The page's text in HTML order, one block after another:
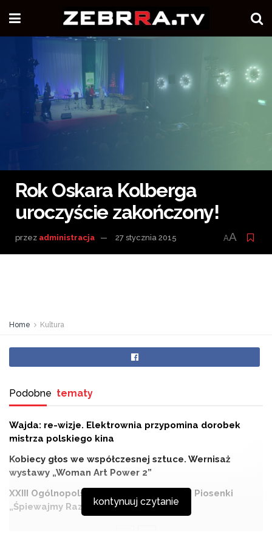
Rok Oskara Kolberga
uroczyście zakończony!
przez administracja 27 stycznia 2015 AA
Home Kultura
Podobne tematy
Wajda: re-wizje. Elektrownia przypomina dorobek
mistrza polskiego kina
Kobiecy głos we współczesnej sztuce. Wernisaż
wystawy „Woman Art Power 2”
XXIII Ogólnopolski Integracyjny Konkurs Piosenki
„Śpiewajmy Razem”kontynuuj czytanie